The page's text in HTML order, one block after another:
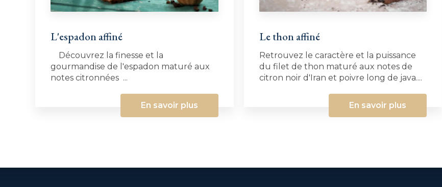
L'espadon affiné
Découvrez la finesse et la
gourmandise de l'espadon maturé aux
notes citronnées ...
En savoir plus
Le thon affiné
Retrouvez le caractère et la puissance
du filet de thon maturé aux notes de
citron noir d'Iran et poivre long de java....
En savoir plus